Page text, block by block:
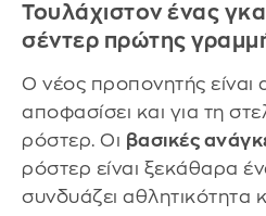
Τουλάχιστον ένας
σέντερ πρώτης
Ο νέος προπονητής είναι
αποφασίσει και για τη
ρόστερ. Οι βασικές
ρόστερ είναι ξεκάθαρα
συνδυάζει αθλητικότητα